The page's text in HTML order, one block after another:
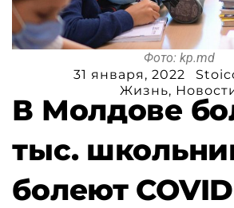
Фото: kp.md
31 января, 2022
Жизнь,
В Молдове
тыс.
болеют